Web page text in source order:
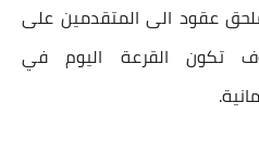
عقود الى المتقدمين على
تكون القرعة اليوم في